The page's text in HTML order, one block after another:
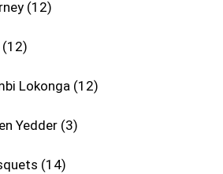
12
12
Lokonga 12
Yedder 3
14